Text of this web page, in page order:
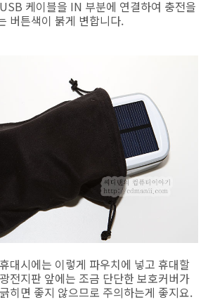
케이블을 IN 부분에 연결하여 충전을
버튼색이 붉게 변합니다.
대시에는 이렇게 파우치에 넣고 휴대할
전지판 앞에는 조금 단단한 보호커버가
히면 좋지 않으므로 주의하는게 좋지요.